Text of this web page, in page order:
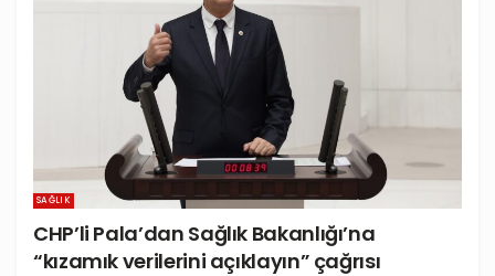
SAĞLIK
CHP’li Pala’dan Sağlık Bakanlığı’na
“kızamık verilerini açıklayın” çağrısı